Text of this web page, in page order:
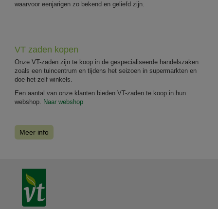
waarvoor eenjarigen zo bekend en geliefd zijn.
VT zaden kopen
Onze VT-zaden zijn te koop in de gespecialiseerde handelszaken
zoals een tuincentrum en tijdens het seizoen in supermarkten en
doe-het-zelf winkels.
Een aantal van onze klanten bieden VT-zaden te koop in hun
webshop. Naar webshop
Meer info